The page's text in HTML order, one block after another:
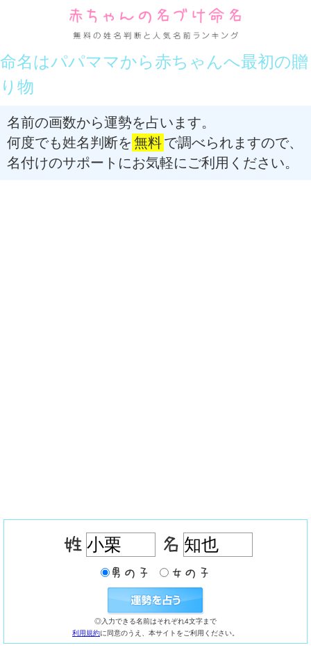
命名はパパママから赤ちゃんへ最初の贈
り物
名前の画数から運勢を占います。
何度でも姓名判断を 無料で調べられますので、
名付けのサポートにお気軽にご利用ください。
◎入力できる名前はそれぞれ4文字まで
利用規約に同意のうえ、本サイトをご利用ください。